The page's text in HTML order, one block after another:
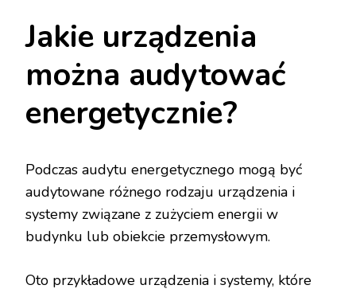
Jakie urządzenia
można audytować
energetycznie?
Podczas audytu energetycznego mogą być
audytowane różnego rodzaju urządzenia i
systemy związane z zużyciem energii w
budynku lub obiekcie przemysłowym.
Oto przykładowe urządzenia i systemy, które